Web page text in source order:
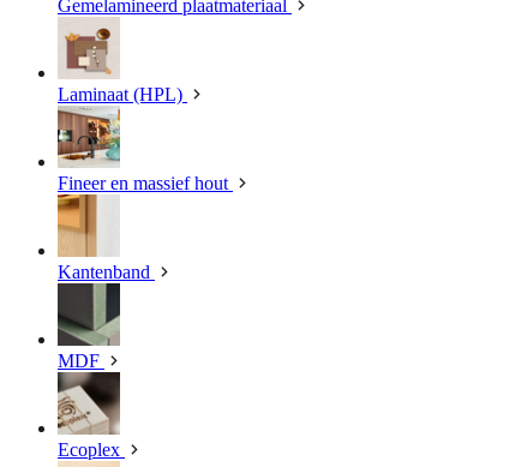
Gemelamineerd plaatmateriaal
Laminaat (HPL)
Fineer en massief hout
Kantenband
MDF
Ecoplex